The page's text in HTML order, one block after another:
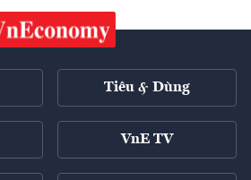
Tiêu & Dùng
VnE TV